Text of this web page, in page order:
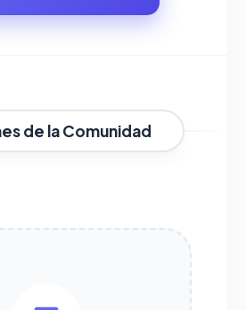
de la Comunidad